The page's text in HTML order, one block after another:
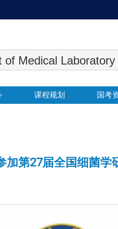
Medical
课程规划 国考
加第27届全国细菌学